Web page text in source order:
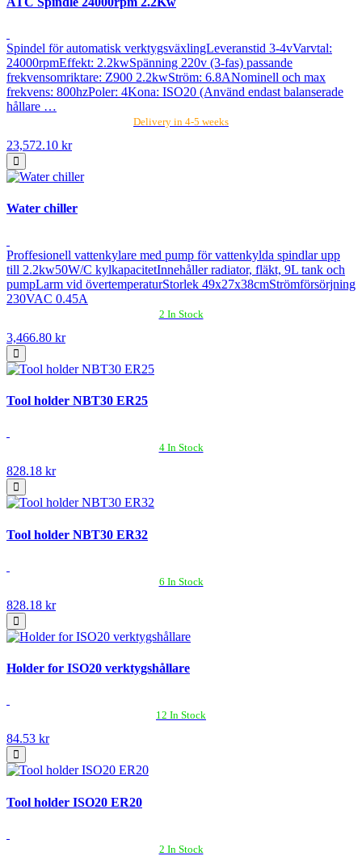
Spindel för automatisk verktygsväxlingLeveranstid 3-4vVarvtal:
24000rpmEffekt: 2.2kwSpänning 220v (3-fas) passande
frekvensomriktare: Z900 2.2kwStröm: 6.8ANominell och max
frekvens: 800hzPoler: 4Kona: ISO20 (Använd endast balanserade
hållare …
Delivery in 4-5 weeks
23,572.10 kr
Water chiller
Proffesionell vattenkylare med pump för vattenkylda spindlar upp
till 2.2kw50W/C kylkapacitetInnehåller radiator, fläkt, 9L tank och
pumpLarm vid övertemperaturStorlek 49x27x38cmStrömförsörjning
230VAC 0.45A
2 In Stock
3,466.80 kr
Tool holder NBT30 ER25
4 In Stock
828.18 kr
Tool holder NBT30 ER32
6 In Stock
828.18 kr
Holder for ISO20 verktygshållare
12 In Stock
84.53 kr
Tool holder ISO20 ER20
2 In Stock